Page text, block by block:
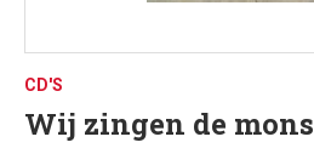
CD'S
Wij zingen de